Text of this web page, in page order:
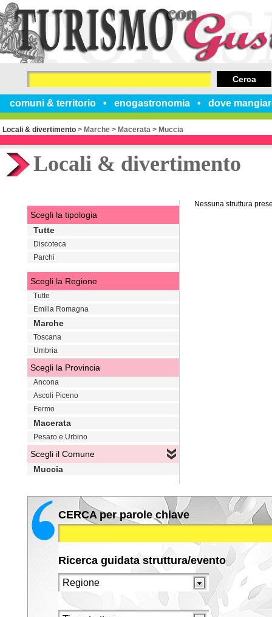
comuni & territorio enogastronomia dove
Cerca
Locali & divertimento > Marche > Macerata > Muccia
Locali & divertimento
Nessuna struttura
Scegli la tipologia
Tutte
Discoteca
Parchi
Scegli la Regione
Tutte
Emilia Romagna
Marche
Toscana
Umbria
Scegli la Provincia
Ancona
Ascoli Piceno
Fermo
Macerata
Pesaro e Urbino
Scegli il Comune
Muccia
CERCA per parole chiave
Ricerca guidata struttura/evento